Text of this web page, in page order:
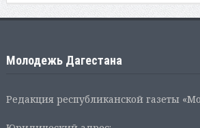
Молодежь Дагестана
Редакция республиканской газеты